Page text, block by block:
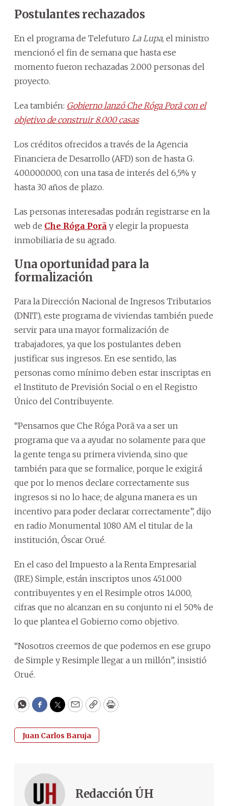
Postulantes rechazados
En el programa de Telefuturo La Lupa, el ministro
mencionó el fin de semana que hasta ese
momento fueron rechazadas 2.000 personas del
proyecto.
Lea también: Gobierno lanzó Che Róga Porã con el
objetivo de construir 8.000 casas
Los créditos ofrecidos a través de la Agencia
Financiera de Desarrollo (AFD) son de hasta G.
400.000.000, con una tasa de interés del 6,5% y
hasta 30 años de plazo.
Las personas interesadas podrán registrarse en la
web de Che Róga Porã y elegir la propuesta
inmobiliaria de su agrado.
Una oportunidad para la
formalización
Para la Dirección Nacional de Ingresos Tributarios
(DNIT), este programa de viviendas también puede
servir para una mayor formalización de
trabajadores, ya que los postulantes deben
justificar sus ingresos. En ese sentido, las
personas como mínimo deben estar inscriptas en
el Instituto de Previsión Social o en el Registro
Único del Contribuyente.
“Pensamos que Che Róga Porã va a ser un
programa que va a ayudar no solamente para que
la gente tenga su primera vivienda, sino que
también para que se formalice, porque le exigirá
que por lo menos declare correctamente sus
ingresos si no lo hace; de alguna manera es un
incentivo para poder declarar correctamente”, dijo
en radio Monumental 1080 AM el titular de la
institución, Óscar Orué.
En el caso del Impuesto a la Renta Empresarial
(IRE) Simple, están inscriptos unos 451.000
contribuyentes y en el Resimple otros 14.000,
cifras que no alcanzan en su conjunto ni el 50% de
lo que plantea el Gobierno como objetivo.
“Nosotros creemos de que podemos en ese grupo
de Simple y Resimple llegar a un millón”, insistió
Orué.
WhatsApp
Facebook
Twitter
EmailCopyPrint
Juan Carlos Baruja
Redacción ÚH